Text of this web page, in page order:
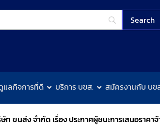
แลกิจการที่ดี บริการ บขส. สมัครงานกับ บข
ท ขนส่ง จำกัด เรื่อง ประกาศผู้ชนะการเสนอราค